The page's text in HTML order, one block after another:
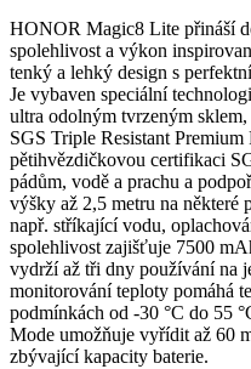
HONOR Magic8 Lite přináší
spolehlivost a výkon
tenký a lehký design s
Je vybaven speciální
ultra odolným tvrzeným
SGS Triple Resistant
pětihvězdičkovou certifikaci
pádům, vodě a prachu a
výšky až 2,5 metru na některé
např. stříkající vodu,
spolehlivost zajišťuje 7500
vydrží až tři dny používání na
monitorování teploty pomáhá
podmínkách od -30 °C do 55
Mode umožňuje vyřídit až 60
zbývající kapacity baterie.